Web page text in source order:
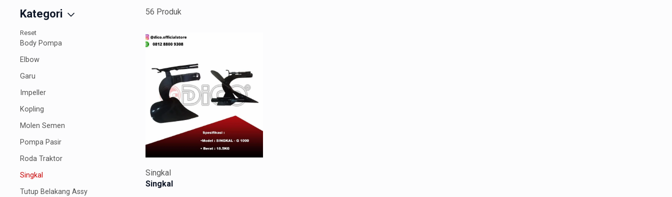
Kategori
Reset
Body Pompa
Elbow
Garu
Impeller
Kopling
Molen Semen
Pompa Pasir
Roda Traktor
Singkal
Tutup Belakang Assy
56 Produk
Singkal
Singkal